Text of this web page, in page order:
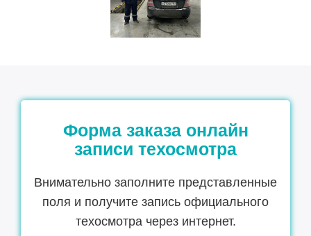
Форма заказа онлайн
записи техосмотра
Внимательно заполните представленные
поля и получите запись официального
техосмотра через интернет.